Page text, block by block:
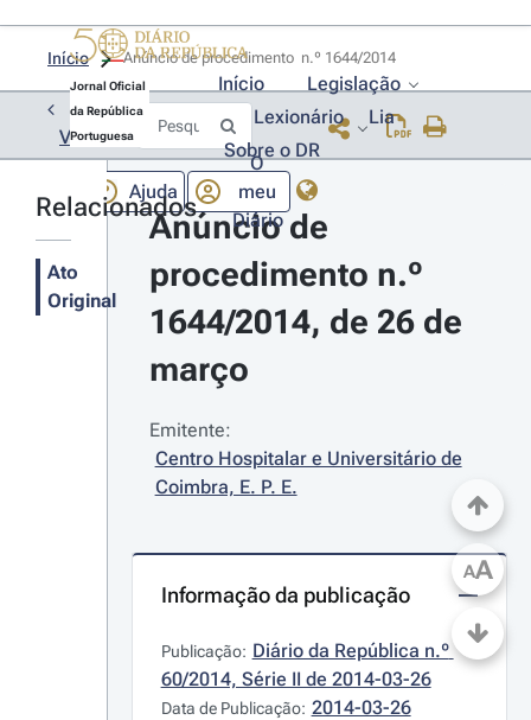
Jornal Oficial
da República
Portuguesa
Início
Legislação
Lexionário
Lia
Sobre o DR
Ajuda
O
meu
Diário
Início
Voltar
Relacionados
Ato
Original
Anúncio de
procedimento n.º
1644/2014, de 26 de
março
Emitente:
Centro Hospitalar e Universitário de
Coimbra, E. P. E.
Informação da publicação
Publicação: Diário da República n.º
60/2014, Série II de 2014-03-26
Data de Publicação: 2014-03-26
AA